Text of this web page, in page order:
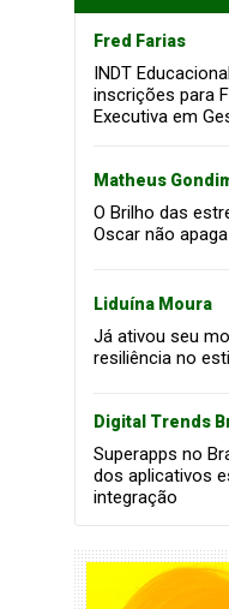
Fred Farias
INDT
inscrições para
Executiva em
inovação
Matheus
O Brilho das
Oscar não
Liduína Moura
Já ativou seu
resiliência no
Digital Trends
Superapps no
dos aplicativos
integração